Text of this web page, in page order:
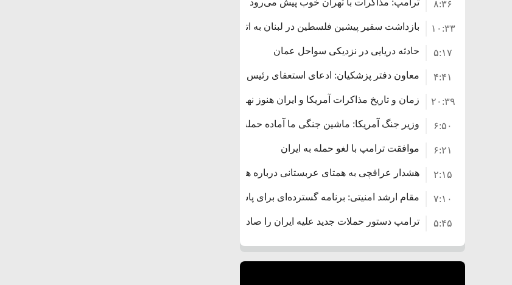
ترامپ: مذاکرات با تهران خوب پیش می‌رود ۸:۳۶
بازداشت سفیر پیشین فلسطین در لبنان به اتهام فساد و اختلاس اموال ۱۰:۳۳
حادثه دریایی در نزدیکی سواحل عمان ۵:۱۷
معاون دفتر پزشکیان: ادعای استعفای رئیس‌جمهور واهی و کذب محض است ۴:۴۱
زمان و تاریخ مذاکرات آمریکا و ایران هنوز نهایی نشده است ۲۰:۳۹
وزیر جنگ آمریکا: ماشین جنگی ما آماده حمله نظامی علیه ایران است ۶:۵۰
موافقت ترامپ با لغو حمله به ایران ۶:۲۱
هشدار عراقچی به همتای عربستانی درباره همراهی با آمریکا ۲:۱۵
مقام ارشد امنیتی: برنامه گسترده‌ای برای پاسخ به دیوانگی آمریکا داریم ۷:۱۰
ترامپ دستور حملات جدید علیه ایران را صادر کرد ۵:۴۵
سپاه: دو نفتکش متخلف مورد اصابت قرار گرفته و متوقف شدند ۱۲:۵۹